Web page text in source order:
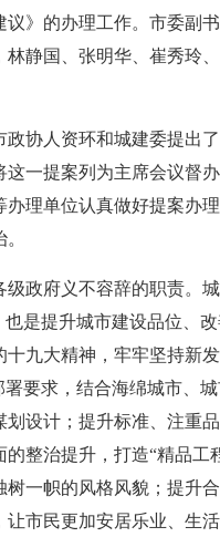
》的办理工作。市委副
静国、张明华、崔秀玲
协人资环和城建委提出了
一提案列为主席会议督
理单位认真做好提案办
政府义不容辞的职责。城
是提升城市建设品位、
九大精神，牢牢坚持新
要求，结合海绵城市、
设计；提升标准、注重
整治提升，打造“精品工
一帜的风格风貌；提升
市民更加安居乐业、生